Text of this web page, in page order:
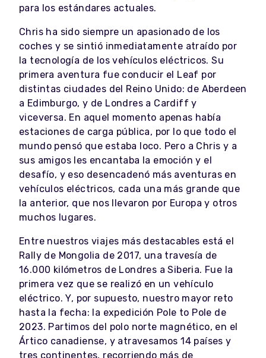
para los estándares actuales.
Chris ha sido siempre un apasionado de los
coches y se sintió inmediatamente atraído por
la tecnología de los vehículos eléctricos. Su
primera aventura fue conducir el Leaf por
distintas ciudades del Reino Unido: de Aberdeen
a Edimburgo, y de Londres a Cardiff y
viceversa. En aquel momento apenas había
estaciones de carga pública, por lo que todo el
mundo pensó que estaba loco. Pero a Chris y a
sus amigos les encantaba la emoción y el
desafío, y eso desencadenó más aventuras en
vehículos eléctricos, cada una más grande que
la anterior, que nos llevaron por Europa y otros
muchos lugares.
Entre nuestros viajes más destacables está el
Rally de Mongolia de 2017, una travesía de
16.000 kilómetros de Londres a Siberia. Fue la
primera vez que se realizó en un vehículo
eléctrico. Y, por supuesto, nuestro mayor reto
hasta la fecha: la expedición Pole to Pole de
2023. Partimos del polo norte magnético, en el
Ártico canadiense, y atravesamos 14 países y
tres continentes, recorriendo más de